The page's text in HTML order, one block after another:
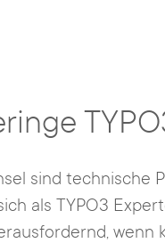
sind technische
als TYPO3